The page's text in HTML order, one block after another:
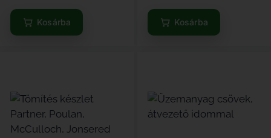
Kosárba Kosárba